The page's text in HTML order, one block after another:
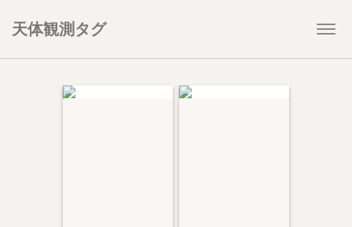
天体観測タグ